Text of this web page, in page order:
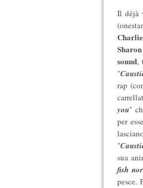
Il déjà
sound,
"
rap
you"
per
"
sua
fish
pesce.